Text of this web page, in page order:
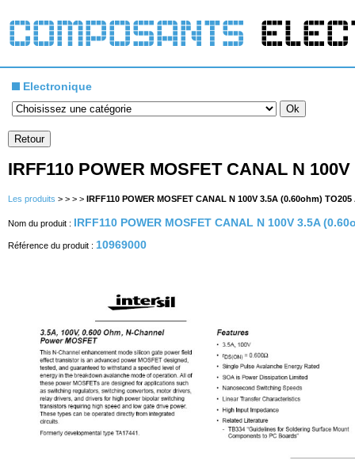
Electronique
IRFF110 POWER MOSFET CANAL N
Les produits > > > > IRFF110 POWER MOSFET CANAL N 100V 3.5A (0.60ohm) TO205
Nom du produit : IRFF110 POWER MOSFET CANAL N 100V 3.5A
Référence du produit : 10969000